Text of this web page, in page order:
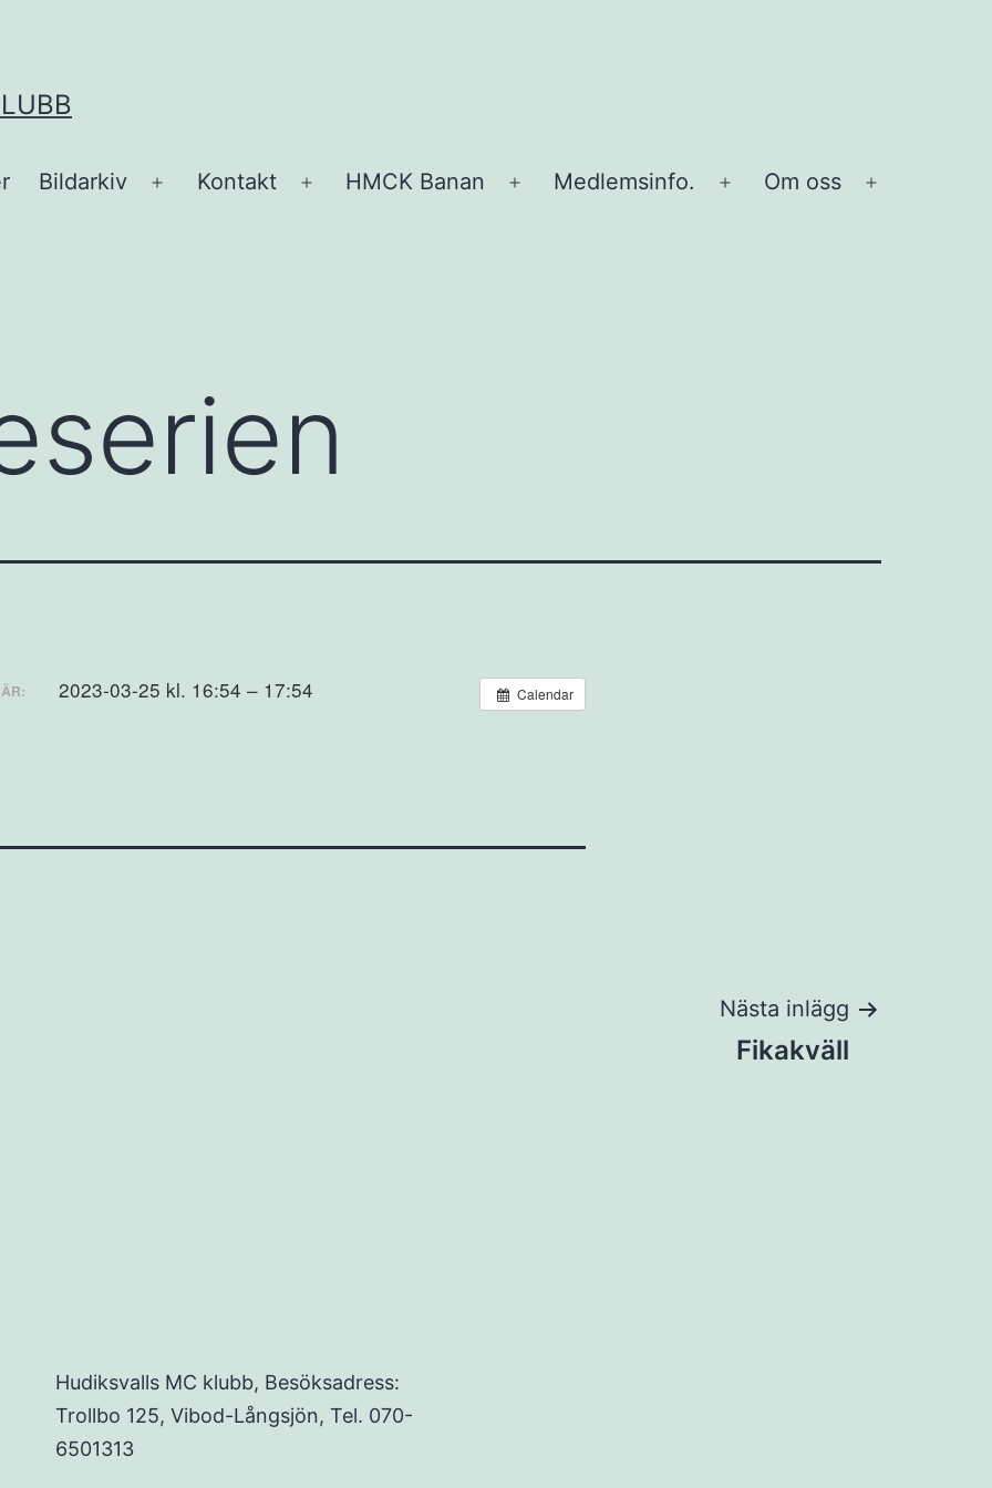
Bildarkiv
Öppna
Kontakt
Öppna
HMCK Banan
Öppna
Medlemsinfo.
Öppna
Om oss
Calendar
2023-03-25 kl. 16:54 – 17:54
Nästa inlägg
Fikakväll
Hudiksvalls MC klubb, Besöksadress:
Trollbo 125, Vibod-Långsjön, Tel. 070-
6501313